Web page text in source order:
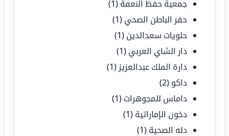
جمعية حفظ النعمة (1)
حفر الباطن الصحي (1)
حلويات سعدالدين (1)
دار الشاي العربي (1)
دارة الملك عبدالعزيز (1)
داكو (2)
داماس للمجوهرات (1)
دخون الإماراتية (1)
دله الصحية (1)